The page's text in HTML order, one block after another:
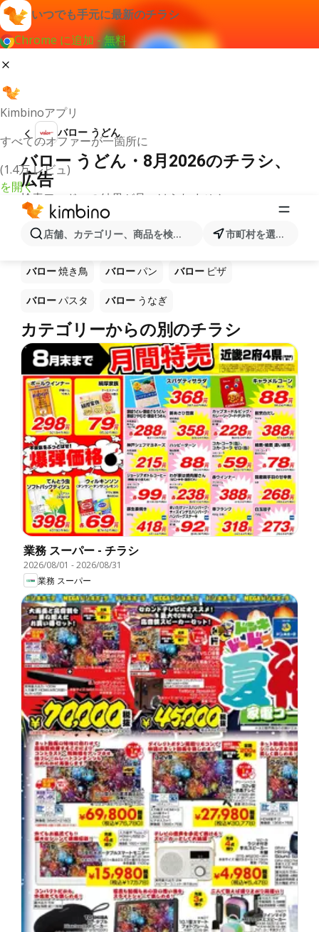
いつでも手元に最新のチラシ
Chrome に追加 - 無料
Kimbinoアプリ
すべてのオファーが一箇所に
(1.4万 レビュ)
を開く
店舗、カテゴリー、商品を検索... 市町村を選択します
バロー うどん
バロー うどん・8月2026のチラシ、
広告
検索ワードへの結果が見つけられません。
ショップ バロー で販売中の他製品
バローラーメン バローコーヒー バロー ご飯
バロー焼き鳥 バローパン バロー ピザ
バローパスタ バロー うなぎ
カテゴリーからの別のチラシ
業務 スーパー - チラシ
2026/08/01 -2026/08/31
業務 スーパー